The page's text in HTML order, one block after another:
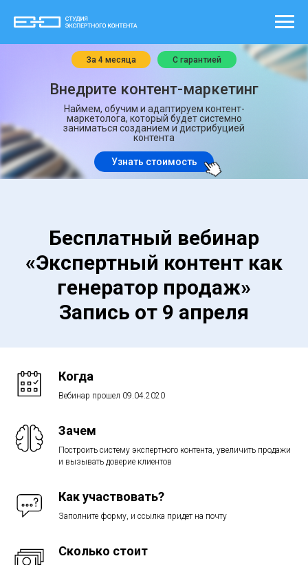
За 4 месяца С гарантией
Внедрите контент-маркетинг
Наймем, обучим и адаптируем контент-
маркетолога, который будет системно
заниматься созданием и дистрибуцией
контента
Узнать стоимость
Бесплатный вебинар
«Экспертный контент как
генератор продаж»
Запись от 9 апреля
Когда
Вебинар прошел 09.04.2020
Зачем
Построить систему экспертного контента, увеличить продажи
и вызывать доверие клиентов
Как участвовать?
Заполните форму, и ссылка придет на почту
Сколько стоит